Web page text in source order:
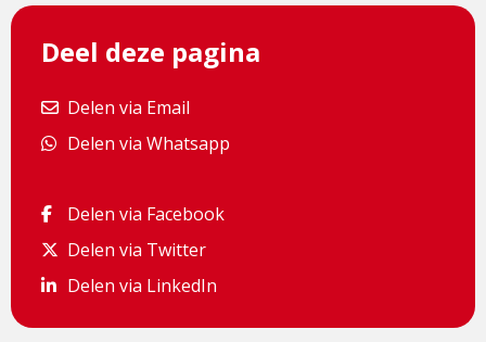
Deel deze pagina
Delen via Email
Delen via Email
Delen via Whatsapp
Delen via Whatsapp
Delen via Facebook
Delen via Facebook
Delen via Twitter
Delen via Twitter
Delen via LinkedIn
Delen via LinkedIn